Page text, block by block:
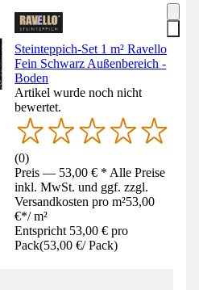
Steinteppich-Set 1 m² Ravello
Fein Schwarz Außenbereich -
Boden
Artikel wurde noch nicht
bewertet.
(0)
Preis — 53,00 € * Alle Preise
inkl. MwSt. und ggf. zzgl.
Versandkosten pro m²53,00
€*/ m²
Entspricht 53,00 € pro
Pack(53,00 €/ Pack)